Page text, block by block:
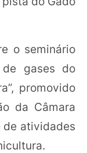
o seminário
de gases do
promovido
da Câmara
de atividades